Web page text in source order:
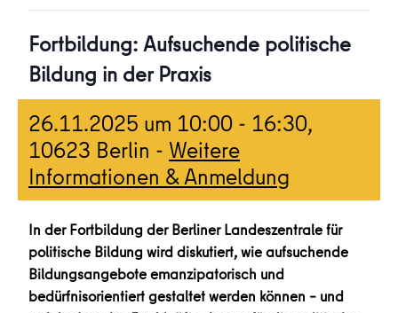
Fortbildung: Aufsuchende politische
Bildung in der Praxis
26.11.2025 um 10:00 - 16:30,
10623 Berlin - Weitere
Informationen & Anmeldung
In der Fortbildung der Berliner Landeszentrale für
politische Bildung wird diskutiert, wie aufsuchende
Bildungsangebote emanzipatorisch und
bedürfnisorientiert gestaltet werden können – und